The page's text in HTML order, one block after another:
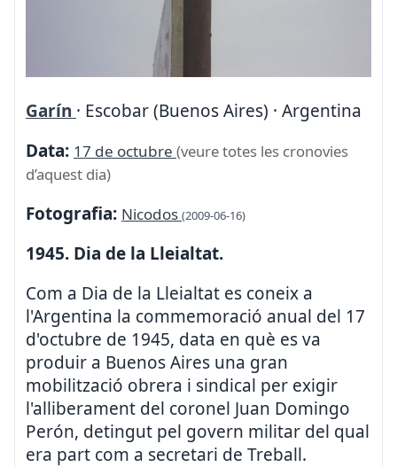
Garín · Escobar (Buenos Aires) · Argentina
Data: 17 de octubre (veure totes les cronovies
d’aquest dia)
Fotografia: Nicodos (2009-06-16)
1945. Dia de la Lleialtat.
Com a Dia de la Lleialtat es coneix a
l'Argentina la commemoració anual del 17
d'octubre de 1945, data en què es va
produir a Buenos Aires una gran
mobilització obrera i sindical per exigir
l'alliberament del coronel Juan Domingo
Perón, detingut pel govern militar del qual
era part com a secretari de Treball.